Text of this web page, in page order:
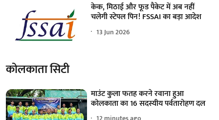
केक, मिठाई और फूड पैकेट में अब नहीं
चलेगी स्टेपल पिन! FSSAI का बड़ा आदेश
13 Jun 2026
कोलकाता सिटी
माउंट कुला फतह करने रवाना हुआ
कोलकाता का 16 सदस्यीय पर्वतारोहण दल